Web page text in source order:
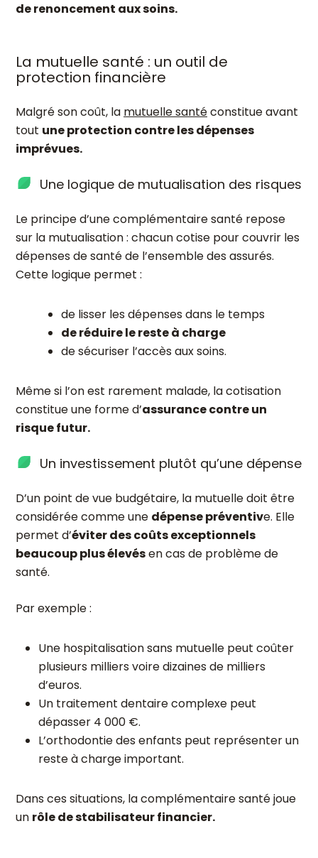
de renoncement aux soins.
La mutuelle santé : un outil de
protection financière
Malgré son coût, la mutuelle santéconstitue avant
tout une protection contre les dépenses
imprévues.
Une logique de mutualisation des risques
Le principe d’une complémentaire santé repose
sur la mutualisation : chacun cotise pour couvrir les
dépenses de santé de l’ensemble des assurés.
Cette logique permet :
de lisser les dépenses dans le temps
de réduire le reste à charge
de sécuriser l’accès aux soins.
Même si l’on est rarement malade, la cotisation
constitue une forme d’assurance contre un
risque futur.
Un investissement plutôt qu’une dépense
D’un point de vue budgétaire, la mutuelle doit être
considérée comme une dépense préventive. Elle
permet d’éviter des coûts exceptionnels
beaucoup plus élevésen cas de problème de
santé.
Par exemple :
Une hospitalisation sans mutuelle peut coûter
plusieurs milliers voire dizaines de milliers
d’euros.
Un traitement dentaire complexe peut
dépasser 4 000 €.
L’orthodontie des enfants peut représenter un
reste à charge important.
Dans ces situations, la complémentaire santé joue
un rôle de stabilisateur financier.